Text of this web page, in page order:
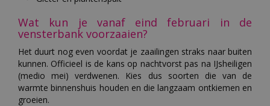
Wat kun je vanaf eind februari in de
vensterbank voorzaaien?
Het duurt nog even voordat je zaailingen straks naar buiten
kunnen. Officieel is de kans op nachtvorst pas na IJsheiligen
(medio mei) verdwenen. Kies dus soorten die van de
warmte binnenshuis houden en die langzaam ontkiemen en
groeien.